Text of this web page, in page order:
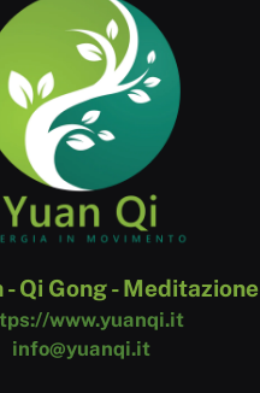
Qi Gong - Meditazione
www.yuanqi.it
info@yuanqi.it